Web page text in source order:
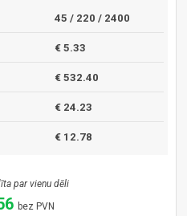
45 / 220 / 2400
€ 5.33
€ 532.40
€ 24.23
€ 12.78
par vienu dēli
bez PVN